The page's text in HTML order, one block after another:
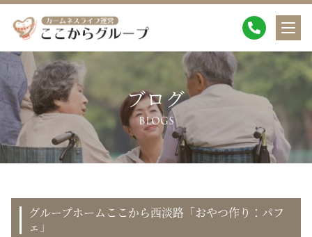
ブログ
BLOGS
グループホームここから西淡路「おやつ作り：パフ
ェ」